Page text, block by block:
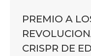
PREMIO A
CRISPR DE